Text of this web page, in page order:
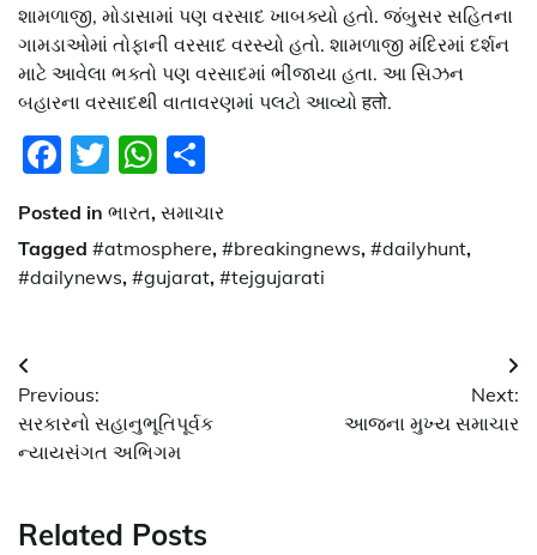
શામળાજી, મોડાસામાં પણ વરસાદ ખાબક્યો હતો. જંબુસર સહિતના
ગામડાઓમાં તોફાની વરસાદ વરસ્યો હતો. શામળાજી મંદિરમાં દર્શન
માટે આવેલા ભક્તો પણ વરસાદમાં ભીંજાયા હતા. આ સિઝન
બહારના વરસાદથી વાતાવરણમાં પલટો આવ્યો हतो.
Facebook
TwitterWhatsApp
Posted in ભારત, સમાચાર
Tagged #atmosphere, #breakingnews, #dailyhunt,
#dailynews, #gujarat, #tejgujarati
Post
navigation
Previous:
સરકારનો સહાનુભૂતિપૂર્વક
ન્યાયસંગત અભિગમ
Next:
આજના મુખ્ય સમાચાર
Related Posts